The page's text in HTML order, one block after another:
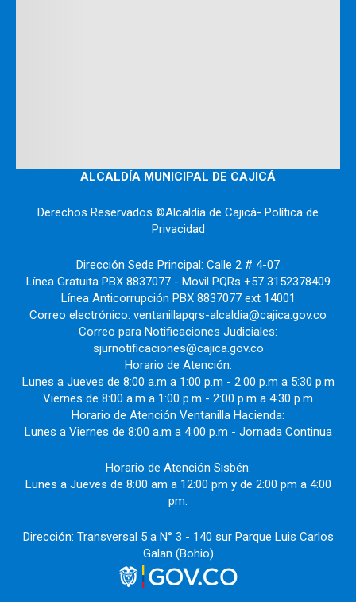
ALCALDÍA MUNICIPAL DE CAJICÁ
Derechos Reservados ©Alcaldía de Cajicá- Política de
Privacidad
Dirección Sede Principal: Calle 2 # 4-07
Línea Gratuita PBX 8837077 - Movil PQRs +57 3152378409
Línea Anticorrupción PBX 8837077 ext 14001
Correo electrónico: ventanillapqrs-alcaldia@cajica.gov.co
Correo para Notificaciones Judiciales:
sjurnotificaciones@cajica.gov.co
Horario de Atención:
Lunes a Jueves de 8:00 a.m a 1:00 p.m - 2:00 p.m a 5:30 p.m
Viernes de 8:00 a.m a 1:00 p.m - 2:00 p.m a 4:30 p.m
Horario de Atención Ventanilla Hacienda:
Lunes a Viernes de 8:00 a.m a 4:00 p.m - Jornada Continua
Horario de Atención Sisbén:
Lunes a Jueves de 8:00 am a 12:00 pm y de 2:00 pm a 4:00
pm.
Dirección: Transversal 5 a N° 3 - 140 sur Parque Luis Carlos
Galan (Bohio)